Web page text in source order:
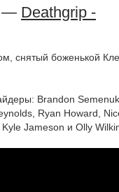
— Deathgrip -
снятый боженькой
Brandon
Ryan Howard,
Jameson и Olly